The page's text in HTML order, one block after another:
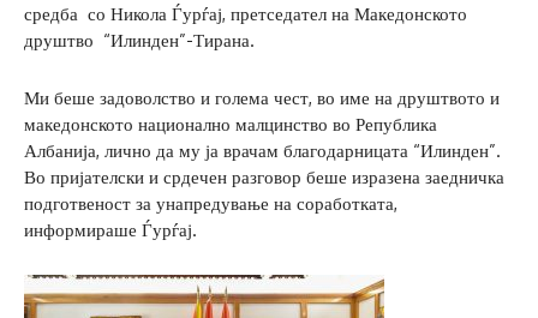
средба со Никола Ѓурѓај, претседател на Македонското
друштво “Илинден”-Тирана.
Ми беше задоволство и голема чест, во име на друштвото и
македонското национално малцинство во Република
Албанија, лично да му ја врачам благодарницата “Илинден”.
Во пријателски и срдечен разговор беше изразена заедничка
подготвеност за унапредување на соработката,
информираше Ѓурѓај.